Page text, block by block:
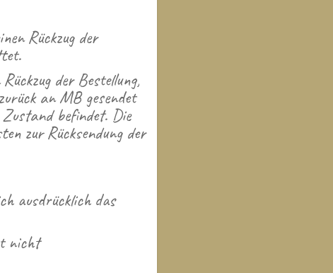
Rückzug der
der Bestellung,
an MB gesendet
befindet. Die
zur Rücksendung der
ausdrücklich das
nicht